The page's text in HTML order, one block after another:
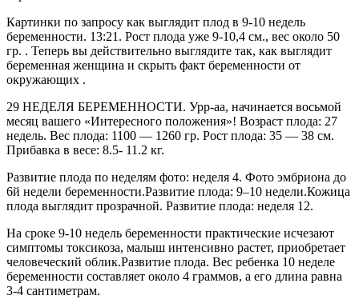
Картинки по запросу как выглядит плод в 9-10 недель
беременности. 13:21. Рост плода уже 9-10,4 см., вес около 50
гр. . Теперь вы действительно выглядите так, как выглядит
беременная женщина и скрыть факт беременности от
окружающих .
29 НЕДЕЛЯ БЕРЕМЕННОСТИ. Урр-аа, начинается восьмой
месяц вашего «Интересного положения»! Возраст плода: 27
недель. Вес плода: 1100 — 1260 гр. Рост плода: 35 — 38 см.
Прибавка в весе: 8.5- 11.2 кг.
Развитие плода по неделям фото: неделя 4. Фото эмбриона до
6й недели беременности.Развитие плода: 9–10 недели.Кожица
плода выглядит прозрачной. Развитие плода: неделя 12.
На сроке 9-10 недель беременности практические исчезают
симптомы токсикоза, малыш интенсивно растет, приобретает
человеческий облик.Развитие плода. Вес ребенка 10 неделе
беременности составляет около 4 граммов, а его длина равна
3-4 сантиметрам.